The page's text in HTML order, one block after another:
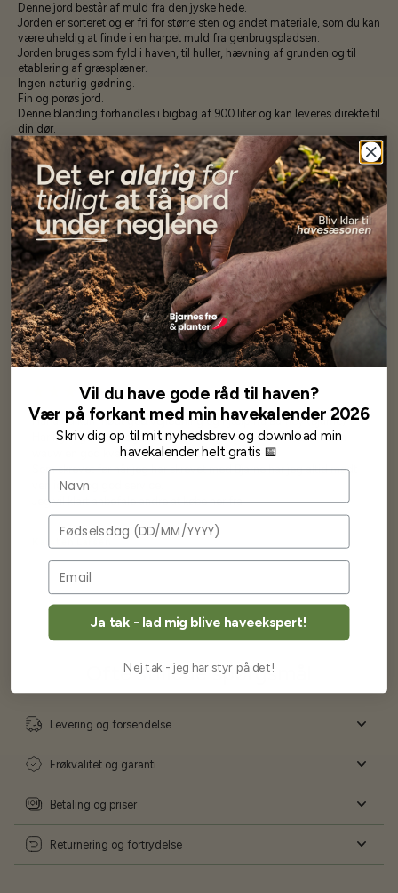
Denne jord består af muld fra den jyske hede.
Jorden er sorteret og er fri for større sten og andet materiale, som du kan
være uheldig at finde i en harpet muld fra genbrugspladsen.
Jorden bruges som fyld i haven, til huller, hævning af grunden og til
etablering af græsplæner.
Ingen naturlig gødning.
Fin og porøs jord.
Denne blanding forhandles i bigbag af 900 liter og kan leveres direkte til
din dør.
Bigbag 900 liter
Specifikationer
Se mere af BigBag sortiment
Vores kundersiger...
Har altid kun mødt god vejledning og hjælp fra Barney (Bjarne)
Har lige i går modtaget de fineste asparges kroner med posten
wauw en god kvalitet og størrelse.
Som skrevet før når jeg har skrevet med Bjarne har jeg altid mødt
venlighed og god service.
Jeg vil klart anbefale andre at købe her fra
Ofte stillede spørgsmål
Levering og forsendelse
Frøkvalitet og garanti
Betaling og priser
Returnering og fortrydelse
Vil du have gode råd til haven?
Vær på forkant med min havekalender 2026
Skriv dig op til mit nyhedsbrev og download min
havekalender helt gratis 📅
Navn
Fødselsdag
Ja tak - lad mig blive haveekspert!
Nej tak - jeg har styr på det!